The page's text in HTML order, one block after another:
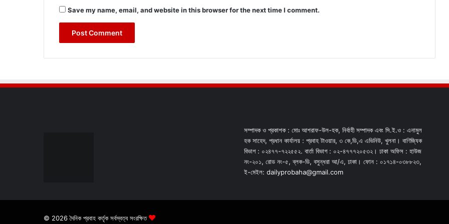
Save my name, email, and website in this browser for the next time I comment.
সম্পাদক ও প্রকাশক : মোঃ আশরাফ-উল-হক, নির্বাহী সম্পাদক এবং সি.ই.ও : এনামুল
হক সাহেদ, প্রধান কার্যালয় : প্রবাহ টাওয়ার, ৩ কে,ডি,এ এভিনিউ, খুলনা। বাণিজ্যিক
বিভাগ : ০২৪৭৭-৭২২৫৫২. বার্তা বিভাগ : ০২-৪৭৭৭২০৫৩২। ঢাকা অফিস : হাউজ
নং-২০১, রোড নং-৫, ব্লক-ডি, বসুন্ধরা আ/এ, ঢাকা। ফোন : ০১৭১৪-০৩৮৮২৩,
ই-মেইল: dailyprobaha@gmail.com
© 2026 দৈনিক প্রবাহ কর্তৃক সর্বস্বত্ব সংরক্ষিত